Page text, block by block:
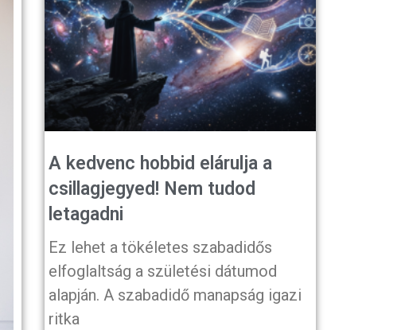
A kedvenc hobbid elárulja a
csillagjegyed! Nem tudod
letagadni
Ez lehet a tökéletes szabadidős
elfoglaltság a születési dátumod
alapján. A szabadidő manapság igazi
ritka